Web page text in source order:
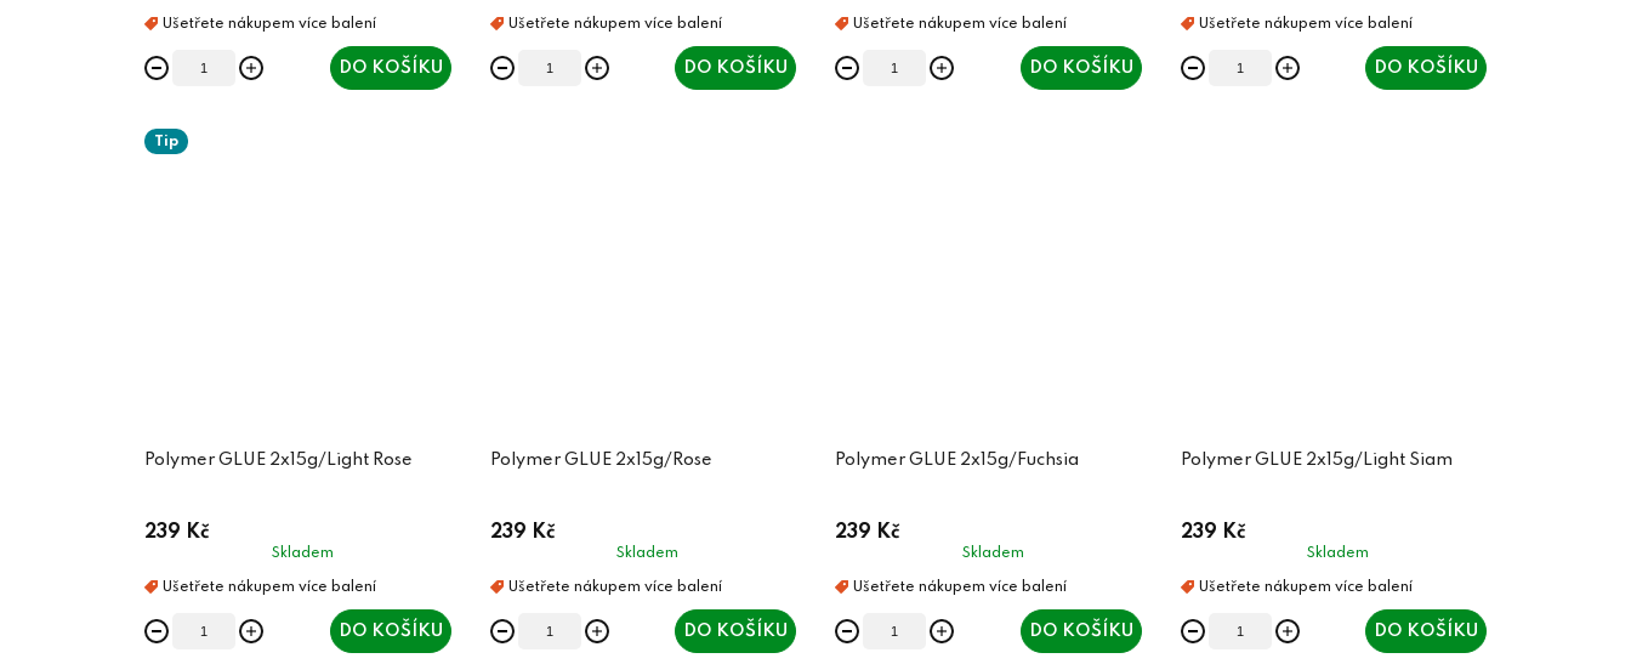
DO KOŠÍKU DO KOŠÍKU DO KOŠÍKU DO KOŠÍKU
Tip
Polymer GLUE 2x15g/Light Rose
239 Kč
Skladem
DO KOŠÍKU
Polymer GLUE 2x15g/Rose
239 Kč
Skladem
DO KOŠÍKU
Polymer GLUE 2x15g/Fuchsia
239 Kč
Skladem
DO KOŠÍKU
Polymer GLUE 2x15g/Light Siam
239 Kč
Skladem
DO KOŠÍKU